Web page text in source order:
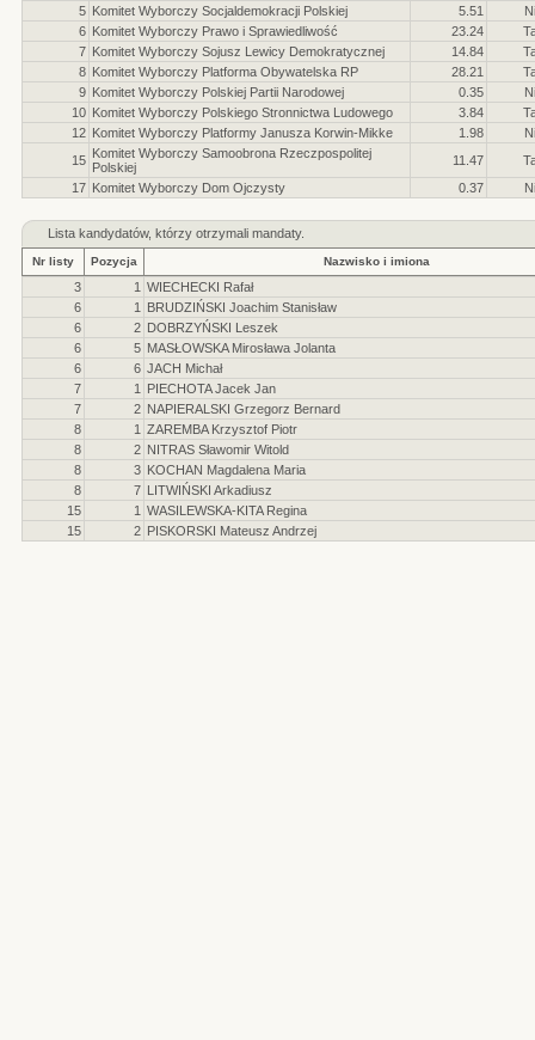
5 Komitet Wyborczy Socjaldemokracji Polskiej 5.51
6 Komitet Wyborczy Prawo i Sprawiedliwość 23.24
7 Komitet Wyborczy Sojusz Lewicy Demokratycznej 14.84
8 Komitet Wyborczy Platforma Obywatelska RP 28.21
9 Komitet Wyborczy Polskiej Partii Narodowej 0.35
10 Komitet Wyborczy Polskiego Stronnictwa Ludowego 3.84
12 Komitet Wyborczy Platformy Janusza Korwin-Mikke 1.98
15 Komitet Wyborczy Samoobrona Rzeczpospolitej
Polskiej
11.47
17 Komitet Wyborczy Dom Ojczysty 0.37
Lista kandydatów, którzy otrzymali mandaty.
Nr listy Pozycja Nazwisko i imiona
3 1 WIECHECKI Rafał
6
1
BRUDZIŃSKI Joachim Stanisław
6
2 DOBRZYŃSKI Leszek
6
5 MASŁOWSKA Mirosława Jolanta
6
6 JACH Michał
7
1
PIECHOTA Jacek Jan
7
2 NAPIERALSKI Grzegorz Bernard
8
1 ZAREMBA Krzysztof Piotr
8
2 NITRAS Sławomir Witold
8
3 KOCHAN Magdalena Maria
8
7 LITWIŃSKI Arkadiusz
15
1 WASILEWSKA-KITA Regina
15
2 PISKORSKI Mateusz Andrzej